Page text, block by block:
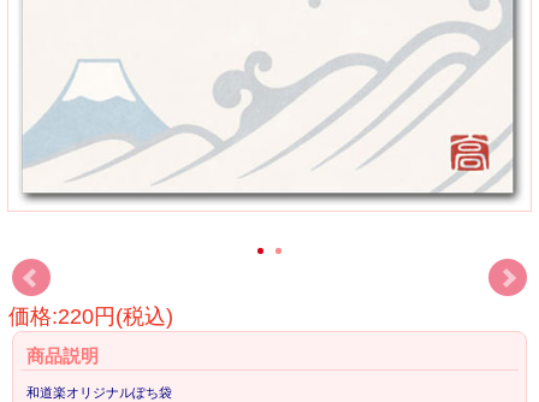
価格:220円(税込)
商品説明
和道楽オリジナルぽち袋